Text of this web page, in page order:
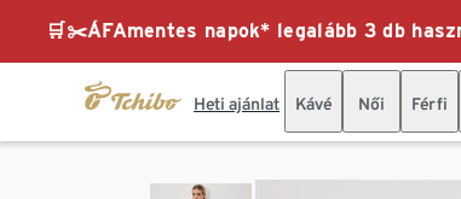
🛒✂️ÁFAmentes napok* legalább 3 db
Heti ajánlat Kávé Női Férfi